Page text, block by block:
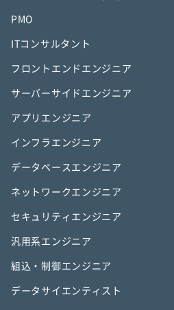
PMO
ITコンサルタント
フロントエンドエンジニア
サーバーサイドエンジニア
アプリエンジニア
インフラエンジニア
データベースエンジニア
ネットワークエンジニア
セキュリティエンジニア
汎用系エンジニア
組込・制御エンジニア
データサイエンティスト